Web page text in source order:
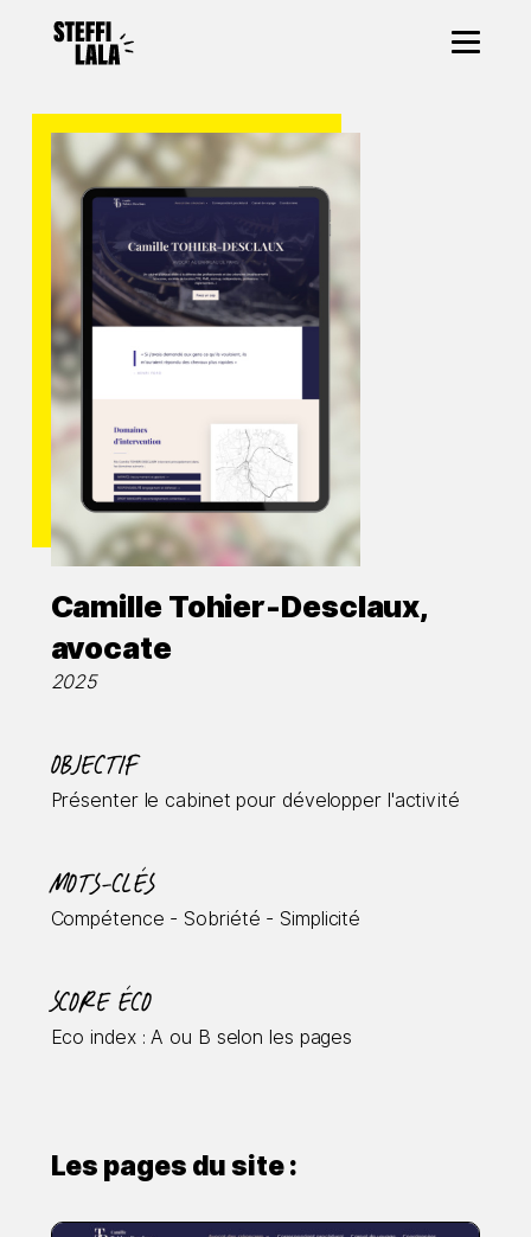
Camille Tohier-Desclaux,
avocate
2025
Objectif
Présenter le cabinet pour développer l'activité
Mots-clés
Compétence - Sobriété - Simplicité
Score éco
Eco index : A ou B selon les pages
Les pages du site :